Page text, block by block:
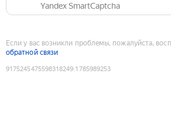
Yandex SmartCaptcha
Если у вас возникли проблемы, пожалуйста,
обратной связи
9175245475598318249:1785989253